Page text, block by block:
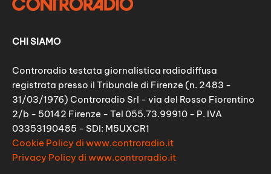
CHI SIAMO
Controradio testata giornalistica radiodiffusa
registrata presso il Tribunale di Firenze (n. 2483 -
31/03/1976) Controradio Srl - via del Rosso Fiorentino
2/b - 50142 Firenze - Tel 055.73.99910 - P. IVA
03353190485 - SDI: M5UXCR1
Cookie Policy di www.controradio.it
Privacy Policy di www.controradio.it